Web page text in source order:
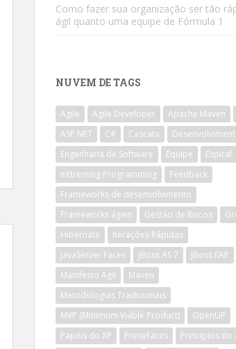
Como fazer sua organização ser tão
ágil quanto uma equipe de Fórmula 1
NUVEM DE TAGS
Agile Agile Developer Apache Maven
ASP.NET
C# Cascata
Engenharia de Software
Equipe
Espiral
eXtreming Programming
Feedback
Frameworks de desenvolvimento
Frameworks ágeis
Gestão de Riscos
Hibernate
Iterações Rápidas
JavaServer Faces
JBoss AS 7 JBoss EAP
Manifesto Ágil
Maven
Metodologias Tradicionais
MVP (Minimum Viable Product)
OpenUP
Papéis do XP
Primefaces
Principios do